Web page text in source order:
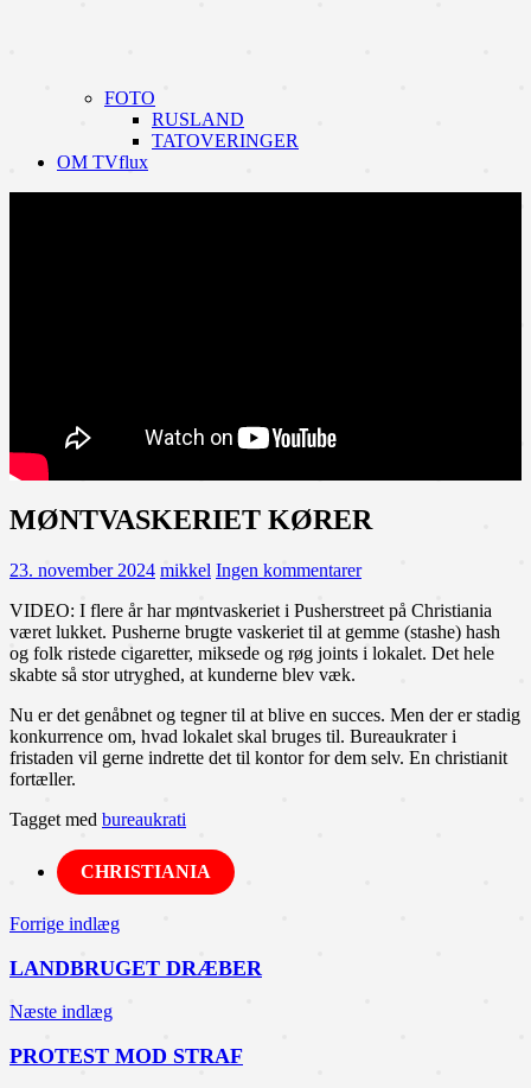
FOTO
RUSLAND
TATOVERINGER
OM TVflux
MØNTVASKERIET KØRER
23. november 2024 mikkel Ingen kommentarer
VIDEO: I flere år har møntvaskeriet i Pusherstreet på Christiania
været lukket. Pusherne brugte vaskeriet til at gemme (stashe) hash
og folk ristede cigaretter, miksede og røg joints i lokalet. Det hele
skabte så stor utryghed, at kunderne blev væk.
Nu er det genåbnet og tegner til at blive en succes. Men der er stadig
konkurrence om, hvad lokalet skal bruges til. Bureaukrater i
fristaden vil gerne indrette det til kontor for dem selv. En christianit
fortæller.
Tagget med bureaukrati
CHRISTIANIA
Indlægsnavigation
Forrige indlæg
LANDBRUGET DRÆBER
Næste indlæg
PROTEST MOD STRAF